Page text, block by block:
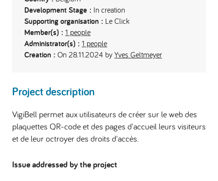
Development Stage : In creation
Supporting organisation : Le Click
Member(s) : 1 people
Administrator(s) : 1 people
Creation : On 28.11.2024 by Yves Geltmeyer
Project description
VigiBell permet aux utilisateurs de créer sur le web des
plaquettes QR-code et des pages d'accueil leurs visiteurs
et de leur octroyer des droits d'accès.
Issue addressed by the project